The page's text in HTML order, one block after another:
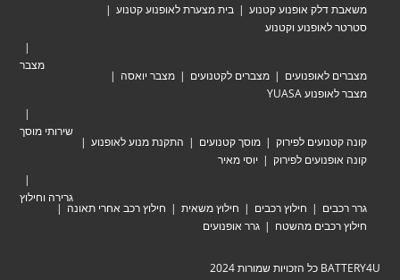
אופנוע קטנוע
בית מצערת לאופנוע קטנוע
וקטנוע
מצברים לקטנועים
מצבר יואסה
לפירוק מוסך קטנועים
התקנת מנוע לאופנוע
לפירוק
יוסי מאיר
חילוץ רכבים חילוץ משאית
חילוץ רכב אחרי תאונה
מהשטח
גרר אופנועים